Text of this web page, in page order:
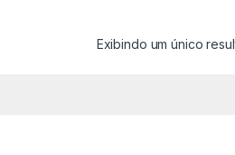
Exibindo um único